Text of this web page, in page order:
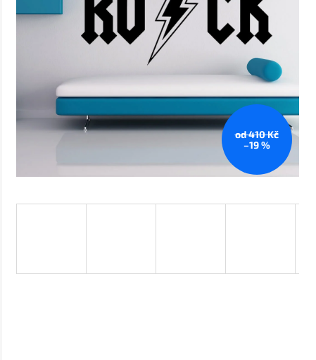
od 410 Kč
–19 %